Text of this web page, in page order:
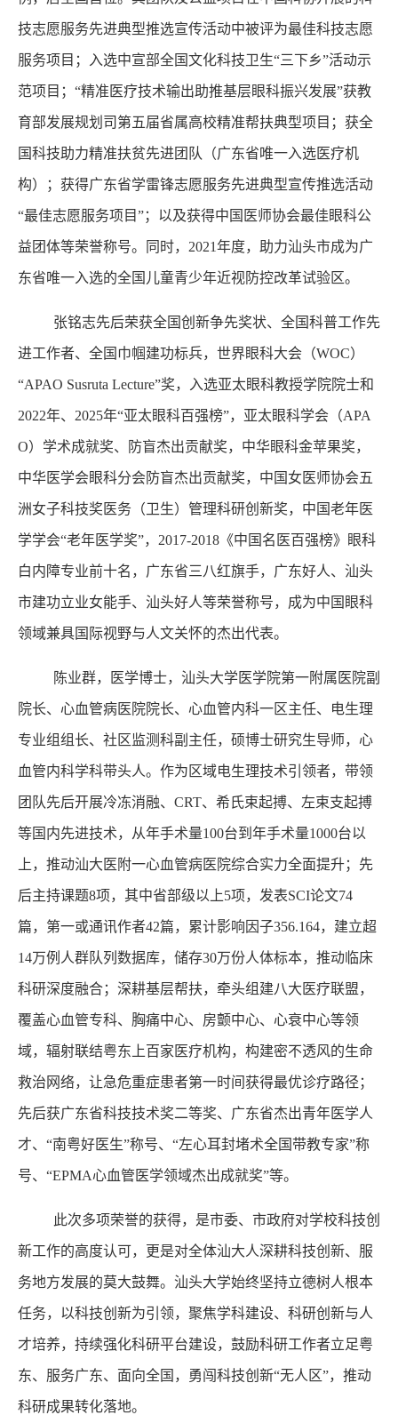
技志愿服务先进典型推选宣传活动中被评为最佳科技志愿
服务项目；入选中宣部全国文化科技卫生“三下乡”活动示
范项目；“精准医疗技术输出助推基层眼科振兴发展”获教
育部发展规划司第五届省属高校精准帮扶典型项目；获全
国科技助力精准扶贫先进团队（广东省唯一入选医疗机
构）；获得广东省学雷锋志愿服务先进典型宣传推选活动
“最佳志愿服务项目”；以及获得中国医师协会最佳眼科公
益团体等荣誉称号。同时，2021年度，助力汕头市成为广
东省唯一入选的全国儿童青少年近视防控改革试验区。
张铭志先后荣获全国创新争先奖状、全国科普工作先
进工作者、全国巾帼建功标兵，世界眼科大会（WOC）
“APAO Susruta Lecture”奖，入选亚太眼科教授学院院士和
2022年、2025年“亚太眼科百强榜”，亚太眼科学会（APA
O）学术成就奖、防盲杰出贡献奖，中华眼科金苹果奖，
中华医学会眼科分会防盲杰出贡献奖，中国女医师协会五
洲女子科技奖医务（卫生）管理科研创新奖，中国老年医
学学会“老年医学奖”，2017-2018《中国名医百强榜》眼科
白内障专业前十名，广东省三八红旗手，广东好人、汕头
市建功立业女能手、汕头好人等荣誉称号，成为中国眼科
领域兼具国际视野与人文关怀的杰出代表。
陈业群，医学博士，汕头大学医学院第一附属医院副
院长、心血管病医院院长、心血管内科一区主任、电生理
专业组组长、社区监测科副主任，硕博士研究生导师，心
血管内科学科带头人。作为区域电生理技术引领者，带领
团队先后开展冷冻消融、CRT、希氏束起搏、左束支起搏
等国内先进技术，从年手术量100台到年手术量1000台以
上，推动汕大医附一心血管病医院综合实力全面提升；先
后主持课题8项，其中省部级以上5项，发表SCI论文74
篇，第一或通讯作者42篇，累计影响因子356.164，建立超
14万例人群队列数据库，储存30万份人体标本，推动临床
科研深度融合；深耕基层帮扶，牵头组建八大医疗联盟，
覆盖心血管专科、胸痛中心、房颤中心、心衰中心等领
域，辐射联结粤东上百家医疗机构，构建密不透风的生命
救治网络，让急危重症患者第一时间获得最优诊疗路径；
先后获广东省科技技术奖二等奖、广东省杰出青年医学人
才、“南粤好医生”称号、“左心耳封堵术全国带教专家”称
号、“EPMA心血管医学领域杰出成就奖”等。
此次多项荣誉的获得，是市委、市政府对学校科技创
新工作的高度认可，更是对全体汕大人深耕科技创新、服
务地方发展的莫大鼓舞。汕头大学始终坚持立德树人根本
任务，以科技创新为引领，聚焦学科建设、科研创新与人
才培养，持续强化科研平台建设，鼓励科研工作者立足粤
东、服务广东、面向全国，勇闯科技创新“无人区”，推动
科研成果转化落地。